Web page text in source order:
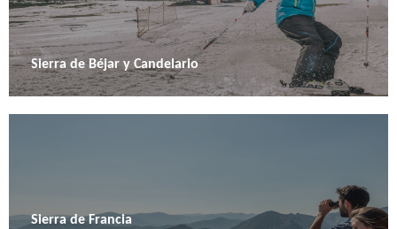
Sierra de Béjar y Candelario
Sierra de Francia